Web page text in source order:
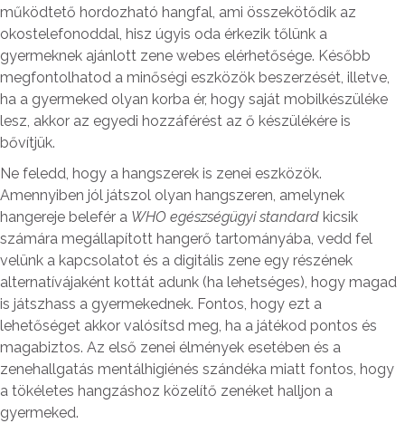
működtető hordozható hangfal, ami összekötődik az
okostelefonoddal, hisz úgyis oda érkezik tőlünk a
gyermeknek ajánlott zene webes elérhetősége. Később
megfontolhatod a minőségi eszközök beszerzését, illetve,
ha a gyermeked olyan korba ér, hogy saját mobilkészüléke
lesz, akkor az egyedi hozzáférést az ő készülékére is
bővítjük.
Ne feledd, hogy a hangszerek is zenei eszközök.
Amennyiben jól játszol olyan hangszeren, amelynek
hangereje belefér a WHO egészségügyi standard kicsik
számára megállapított hangerő tartományába, vedd fel
velünk a kapcsolatot és a digitális zene egy részének
alternatívájaként kottát adunk (ha lehetséges), hogy magad
is játszhass a gyermekednek. Fontos, hogy ezt a
lehetőséget akkor valósítsd meg, ha a játékod pontos és
magabiztos. Az első zenei élmények esetében és a
zenehallgatás mentálhigiénés szándéka miatt fontos, hogy
a tökéletes hangzáshoz közelítő zenéket halljon a
gyermeked.